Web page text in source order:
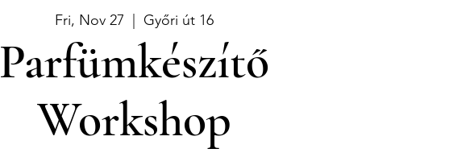
Fri, Nov 27 Győri út 16
Parfümkészítő
Workshop